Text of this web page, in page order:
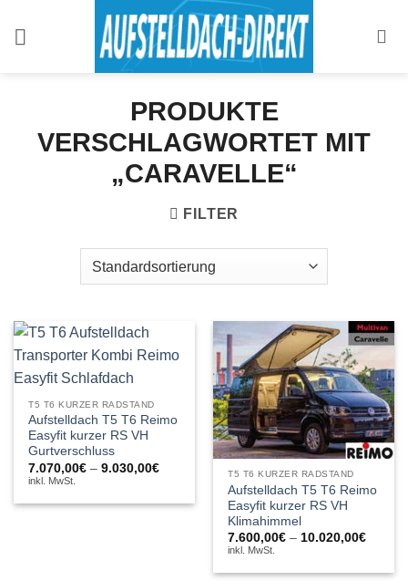
Inhalt
PRODUKTE
VERSCHLAGWORTET MIT
„CARAVELLE“
FILTER
T5 T6 KURZER RADSTAND
Aufstelldach T5 T6 Reimo
Easyfit kurzer RS VH
Gurtverschluss
7.070,00€ –9.030,00€Preisspanne:
9.030,00€
inkl. MwSt.
T5 T6 KURZER RADSTAND
Aufstelldach T5 T6 Reimo
Easyfit kurzer RS VH
Klimahimmel
7.600,00€ –10.020,00€
inkl. MwSt.